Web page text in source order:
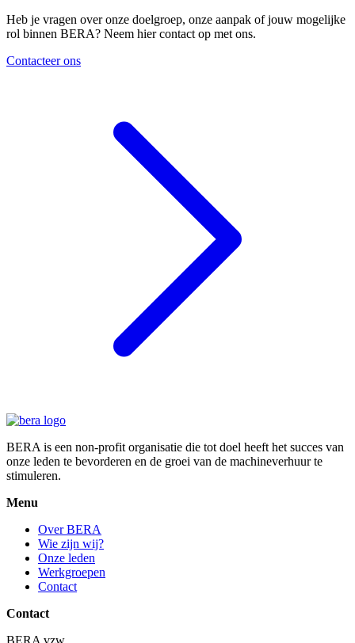
Heb je vragen over onze doelgroep, onze aanpak of jouw mogelijke
rol binnen BERA? Neem hier contact op met ons.
Contacteer ons
BERA is een non-profit organisatie die tot doel heeft het succes van
onze leden te bevorderen en de groei van de machineverhuur te
stimuleren.
Menu
Over BERA
Wie zijn wij?
Onze leden
Werkgroepen
Contact
Contact
BERA vzw